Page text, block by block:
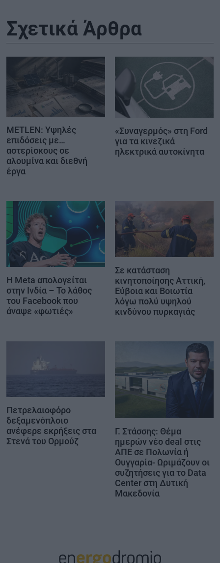
Σχετικά Άρθρα
METLEN: Υψηλές
επιδόσεις με…
αστερίσκους σε
αλουμίνα και διεθνή
έργα
«Συναγερμός» στη Ford
για τα κινεζικά
ηλεκτρικά αυτοκίνητα
Η Meta απολογείται
στην Ινδία – Το λάθος
του Facebook που
άναψε «φωτιές»
Σε κατάσταση
κινητοποίησης Αττική,
Εύβοια και Βοιωτία
λόγω πολύ υψηλού
κινδύνου πυρκαγιάς
Πετρελαιοφόρο
δεξαμενόπλοιο
ανέφερε εκρήξεις στα
Στενά του Ορμούζ
Γ. Στάσσης: Θέμα
ημερών νέο deal στις
ΑΠΕ σε Πολωνία ή
Ουγγαρία- Ωριμάζουν οι
συζητήσεις για το Data
Center στη Δυτική
Μακεδονία